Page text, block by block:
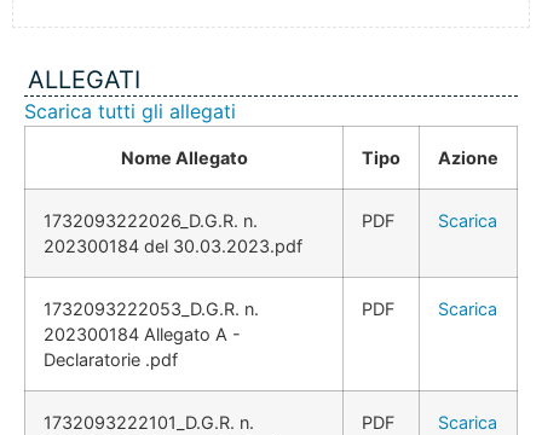
ALLEGATI
Scarica tutti gli allegati
Nome Allegato Tipo Azione
1732093222026_D.G.R. n.
202300184 del 30.03.2023.pdf
PDF Scarica
1732093222053_D.G.R. n.
202300184 Allegato A -
Declaratorie .pdf
PDF Scarica
1732093222101_D.G.R. n.
PDF Scarica